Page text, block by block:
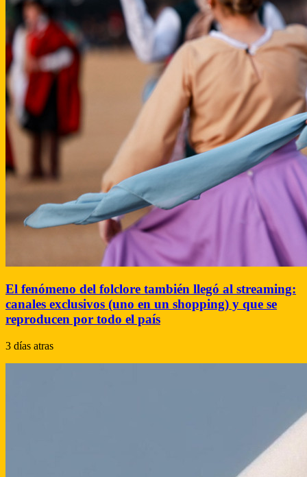
El fenómeno del folclore también llegó al streaming:
canales exclusivos (uno en un shopping) y que se
reproducen por todo el país
3 días atras